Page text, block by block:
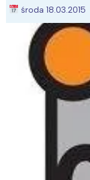
środa 18.03.2015